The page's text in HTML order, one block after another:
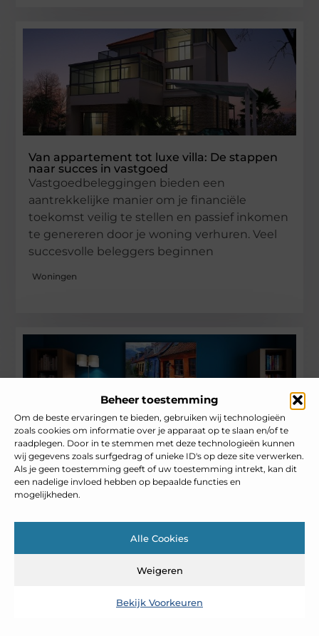
Beheer toestemming
Om de beste ervaringen te bieden, gebruiken wij technologieën
zoals cookies om informatie over je apparaat op te slaan en/of te
raadplegen. Door in te stemmen met deze technologieën kunnen
wij gegevens zoals surfgedrag of unieke ID's op deze site verwerken.
Als je geen toestemming geeft of uw toestemming intrekt, kan dit
een nadelige invloed hebben op bepaalde functies en
mogelijkheden.
Alle Cookies
Weigeren
Bekijk Voorkeuren
Van appartement tot luxe villa: De stappen
naar succes in vastgoed
Vastgoedbeleggingen bieden een
aantrekkelijke manier om je financiële
toekomst veilig te stellen en passief inkomen
te genereren door je woning verhuren. Veel
succesvolle beleggers beginnen
Woningen
DIY Gids voor Schilderen van een
Appartement: Ruimte en Stijl Maximaliseren
Het schilderen van je appartement is een
van je ruimte te vernieuwen, maar ook om de